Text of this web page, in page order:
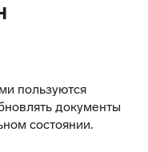
пользуются
документы
состоянии.